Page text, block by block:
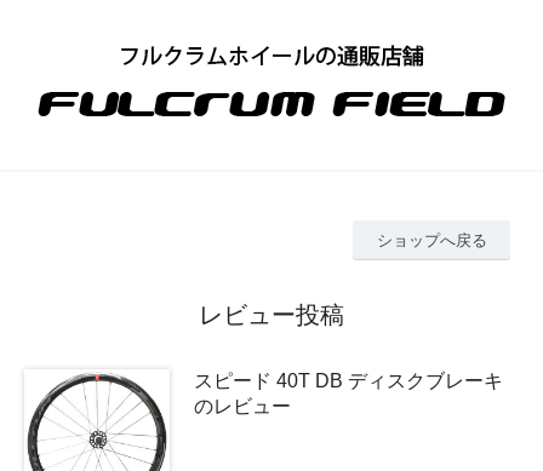
ショップへ戻る
レビュー投稿
スピード 40T DB ディスクブレーキ
のレビュー